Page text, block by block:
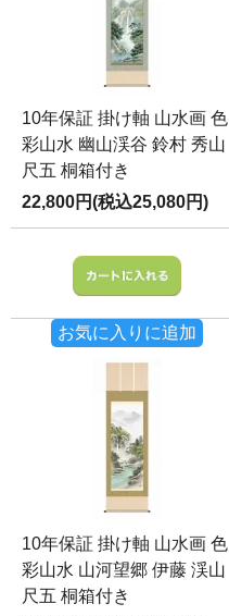
10年保証 掛け軸 山水画 色
彩山水 幽山渓谷 鈴村 秀山
尺五 桐箱付き
22,800円(税込25,080円)
お気に入りに追加
10年保証 掛け軸 山水画 色
彩山水 山河望郷 伊藤 渓山
尺五 桐箱付き